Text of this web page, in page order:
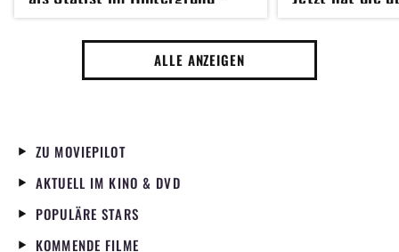
heute ist er für viele der
größten Action-Star unserer
Fantasy-
Kinostart
ALLE ANZEIGEN
ZU MOVIEPILOT
AKTUELL IM KINO & DVD
POPULÄRE STARS
KOMMENDE FILME